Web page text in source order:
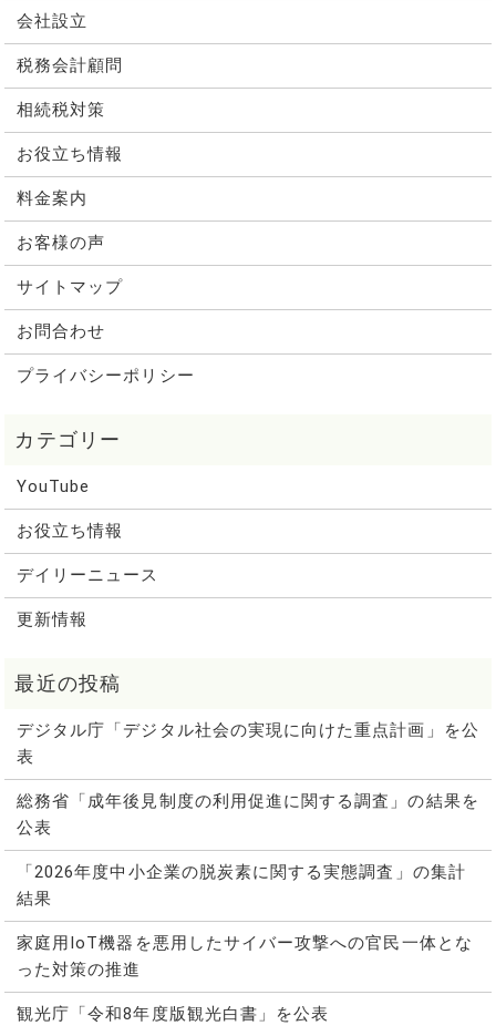
会社設立
税務会計顧問
相続税対策
お役立ち情報
料金案内
お客様の声
サイトマップ
お問合わせ
プライバシーポリシー
YouTube
お役立ち情報
デイリーニュース
更新情報
デジタル庁「デジタル社会の実現に向けた重点計画」を公
表
総務省「成年後見制度の利用促進に関する調査」の結果を
公表
「2026年度中小企業の脱炭素に関する実態調査」の集計
結果
家庭用IoT機器を悪用したサイバー攻撃への官民一体とな
った対策の推進
観光庁「令和8年度版観光白書」を公表